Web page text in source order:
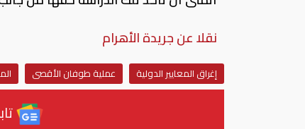
نقلا عن جريدة الأهرام
إغراق المعايير الدولية عملية طوفان الأقصى